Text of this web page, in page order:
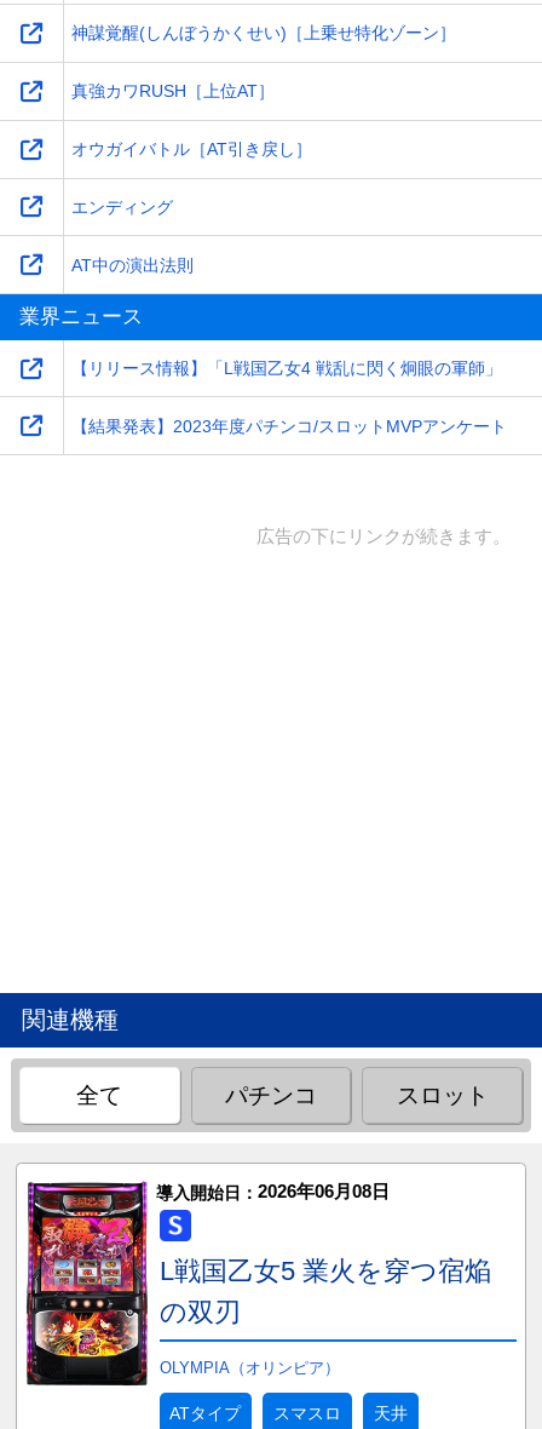
神謀覚醒(しんぼうかくせい)［上乗せ特化ゾーン］
真強カワRUSH［上位AT］
オウガイバトル［AT引き戻し］
エンディング
AT中の演出法則
業界ニュース
【リリース情報】「L戦国乙女4 戦乱に閃く炯眼の軍師」
【結果発表】2023年度パチンコ/スロットMVPアンケート
広告の下にリンクが続きます。
関連機種
全て パチンコ スロット
導入開始日： 2026年06月08日
L戦国乙女5 業火を穿つ宿焔
の双刃
OLYMPIA（オリンピア）
ATタイプ スマスロ 天井